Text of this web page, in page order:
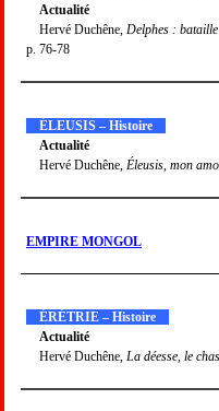
Actualité
Hervé Duchêne, Delphes :
p. 76-78
ÉLEUSIS – Histoire
Actualité
Hervé Duchêne, Éleusis, mon
EMPIRE MONGOL
ÉRÉTRIE – Histoire
Actualité
Hervé Duchêne, La déesse, le